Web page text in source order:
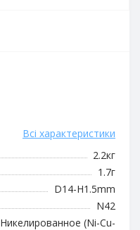
Всі характеристики
2.2кг
1.7г
D14-H1.5mm
N42
Никелированное (Ni-Cu-